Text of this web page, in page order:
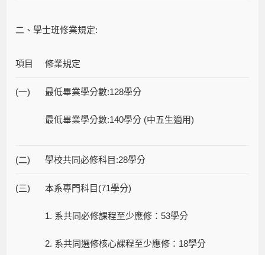
二、學士班修業規定:
項目 修業規定
(一) 最低畢業學分數:128學分
最低畢業學分數:140學分 (中五生適用)
(二) 學校共同必修科目:28學分
(三) 本系專門科目(71學分)
1. 系共同必修課程至少應修：53學分
2. 系共同選修核心課程至少應修：18學分